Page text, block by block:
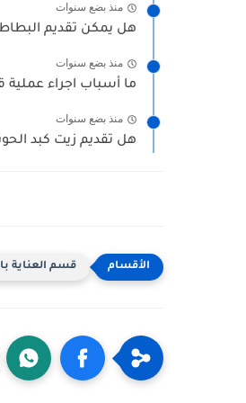
منذ بضع سنوات
هل يمكن تقديم
منذ بضع سنوات
ما أسباب اجراء
منذ بضع سنوات
هل تقديم زيت كبد
قسم العناية